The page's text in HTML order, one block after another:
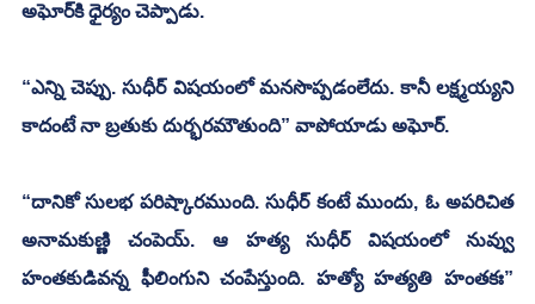
అఘోర్‌కి ధైర్యం చెప్పాడు.
“ఎన్ని చెప్పు. సుధీర్ విషయంలో మనసొప్పడంలేదు. కానీ లక్ష్మయ్యని
కాదంటే నా బ్రతుకు దుర్భరమౌతుంది” వాపోయాడు అఘోర్.
“దానికో సులభ పరిష్కారముంది. సుధీర్ కంటే ముందు, ఓ అపరిచిత
అనామకుణ్ణి చంపెయ్. ఆ హత్య సుధీర్ విషయంలో నువ్వు
హంతకుడివన్న ఫీలింగుని చంపేస్తుంది. హత్యో హత్యతి హంతకః”